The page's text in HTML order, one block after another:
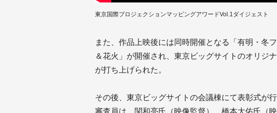
東京国際プロジェクションマッピングアワードVol.1ダイジェスト
また、作品上映後には同時開催となる「有明・冬
＆花火」が開催され、東京ビッグサイトのオリジ
が打ち上げられた。
その後、東京ビッグサイトの会議棟にて表彰式が